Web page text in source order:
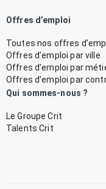
Offres d’emploi
Toutes nos offres
Offres d’emploi par ville
Offres d’emploi par
Offres d’emploi par
Qui sommes-nous ?
Le Groupe Crit
Talents Crit